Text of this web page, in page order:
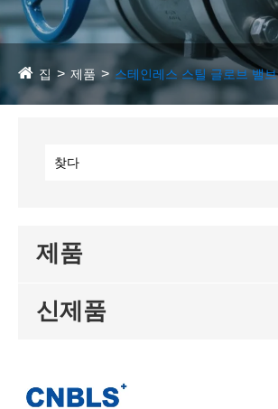
집 제품 스테인레스 스틸 글로브 밸브
제품
신제품